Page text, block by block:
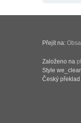
Přejít na:
Založeno na
Style
Český překlad